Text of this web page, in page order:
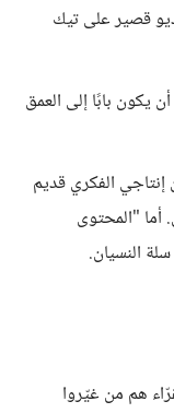
قصير على تيك
يكون بابًا إلى العمق
الفكري قديم
أما "المحتوى
النسيان.
هم من غيّروا